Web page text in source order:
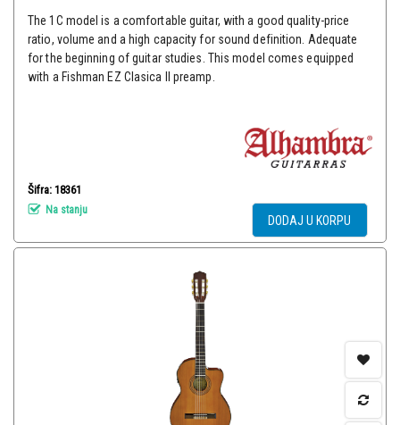
The 1C model is a comfortable guitar, with a good quality-price
ratio, volume and a high capacity for sound definition. Adequate
for the beginning of guitar studies. This model comes equipped
with a Fishman EZ Clasica II preamp.
Šifra: 18361
Na stanju
DODAJ U KORPU